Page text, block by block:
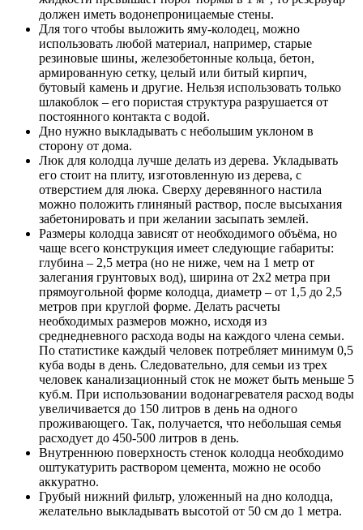
должен иметь водонепроницаемые стены.
Для того чтобы выложить яму-колодец, можно
использовать любой материал, например, старые
резиновые шины, железобетонные кольца, бетон,
армированную сетку, целый или битый кирпич,
бутовый камень и другие. Нельзя использовать только
шлакоблок – его пористая структура разрушается от
постоянного контакта с водой.
Дно нужно выкладывать с небольшим уклоном в
сторону от дома.
Люк для колодца лучше делать из дерева. Укладывать
его стоит на плиту, изготовленную из дерева, с
отверстием для люка. Сверху деревянного настила
можно положить глиняный раствор, после высыхания
забетонировать и при желании засыпать землей.
Размеры колодца зависят от необходимого объёма, но
чаще всего конструкция имеет следующие габариты:
глубина – 2,5 метра (но не ниже, чем на 1 метр от
залегания грунтовых вод), ширина от 2х2 метра при
прямоугольной форме колодца, диаметр – от 1,5 до 2,5
метров при круглой форме. Делать расчеты
необходимых размеров можно, исходя из
среднедневного расхода воды на каждого члена семьи.
По статистике каждый человек потребляет минимум 0,5
куба воды в день. Следовательно, для семьи из трех
человек канализационный сток не может быть меньше 5
куб.м. При использовании водонагревателя расход воды
увеличивается до 150 литров в день на одного
проживающего. Так, получается, что небольшая семья
расходует до 450-500 литров в день.
Внутреннюю поверхность стенок колодца необходимо
оштукатурить раствором цемента, можно не особо
аккуратно.
Грубый нижний фильтр, уложенный на дно колодца,
желательно выкладывать высотой от 50 см до 1 метра.